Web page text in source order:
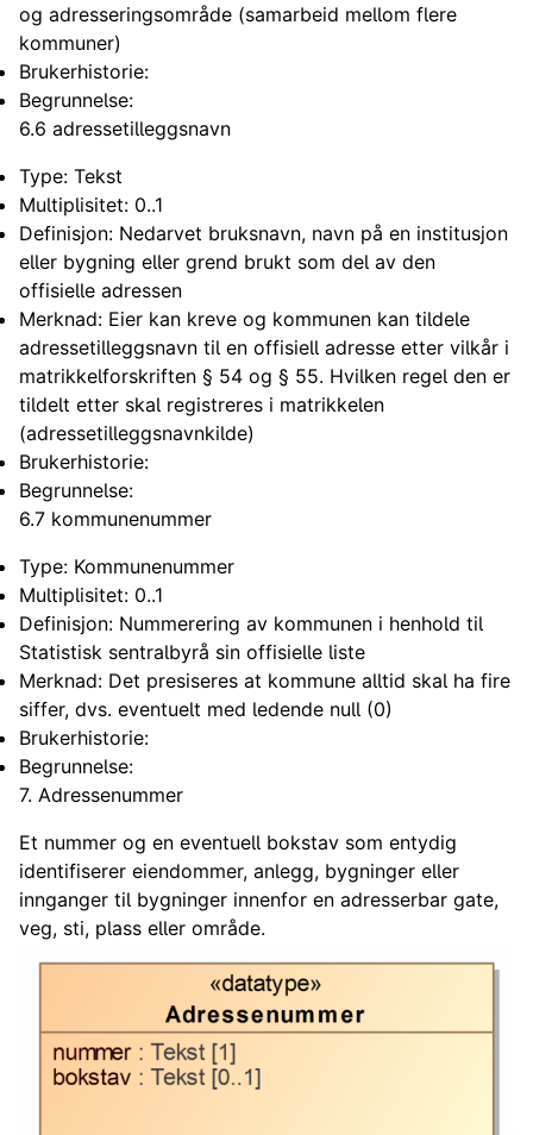
og adresseringsområde (samarbeid mellom flere
kommuner)
Brukerhistorie:
Begrunnelse:
6.6 adressetilleggsnavn
Type: Tekst
Multiplisitet: 0..1
Definisjon: Nedarvet bruksnavn, navn på en institusjon
eller bygning eller grend brukt som del av den
offisielle adressen
Merknad: Eier kan kreve og kommunen kan tildele
adressetilleggsnavn til en offisiell adresse etter vilkår i
matrikkelforskriften § 54 og § 55. Hvilken regel den er
tildelt etter skal registreres i matrikkelen
(adressetilleggsnavnkilde)
Brukerhistorie:
Begrunnelse:
6.7 kommunenummer
Type: Kommunenummer
Multiplisitet: 0..1
Definisjon: Nummerering av kommunen i henhold til
Statistisk sentralbyrå sin offisielle liste
Merknad: Det presiseres at kommune alltid skal ha fire
siffer, dvs. eventuelt med ledende null (0)
Brukerhistorie:
Begrunnelse:
7. Adressenummer
Et nummer og en eventuell bokstav som entydig
identifiserer eiendommer, anlegg, bygninger eller
innganger til bygninger innenfor en adresserbar gate,
veg, sti, plass eller område.